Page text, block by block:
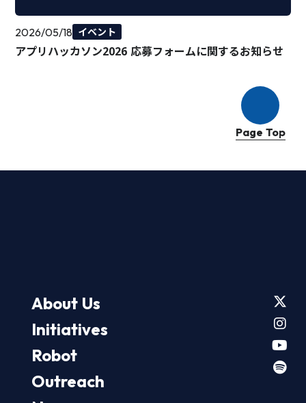
2026/05/18 イベント
アプリハッカソン2026 応募フォームに関するお知らせ
Page Top
About Us
Initiatives
Robot
Outreach